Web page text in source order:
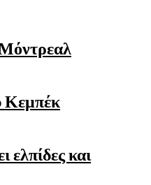
Κεμπέκ
ελπίδες και